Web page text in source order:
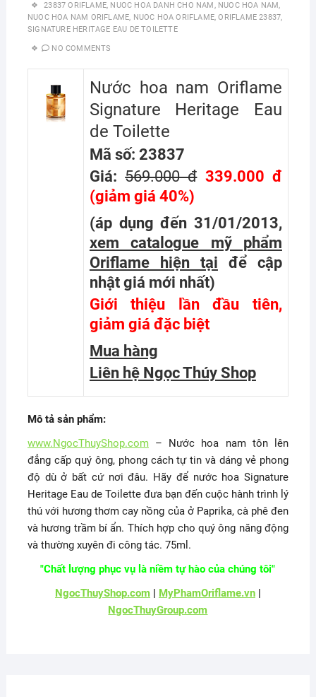
23837 ORIFLAME, NUOC HOA DANH CHO NAM, NUOC HOA NAM,
NUOC HOA NAM ORIFLAME, NUOC HOA ORIFLAME,ORIFLAME 23837,
SIGNATURE HERITAGE EAU DE TOILETTE
NO COMMENTS
Nước hoa nam Oriflame
Signature Heritage Eau
de Toilette
Mã số: 23837
Giá:569.000 đ339.000 đ
(giảm giá 40%)
(áp dụng đến 31/01/2013,
xem catalogue mỹ phẩm
Oriflame hiện tại
để cập
nhật giá mới nhất)
Giới thiệu lần đầu tiên,
giảm giá đặc biệt
Mua hàng
Liên hệ Ngọc Thúy Shop
Mô tả sản phẩm:
www.NgocThuyShop.com– Nước hoa nam tôn lên
đẳng cấp quý ông, phong cách tự tin và dáng vẻ phong
độ dù ở bất cứ nơi đâu. Hãy để nước hoa Signature
Heritage Eau de Toilette đưa bạn đến cuộc hành trình lý
thú với hương thơm cay nồng của ở Paprika, cà phê đen
và hương trầm bí ẩn. Thích hợp cho quý ông năng động
và thường xuyên đi công tác. 75ml.
"Chất lượng phục vụ là niềm tự hào của chúng tôi"
NgocThuyShop.com| MyPhamOriflame.vn|
NgocThuyGroup.com